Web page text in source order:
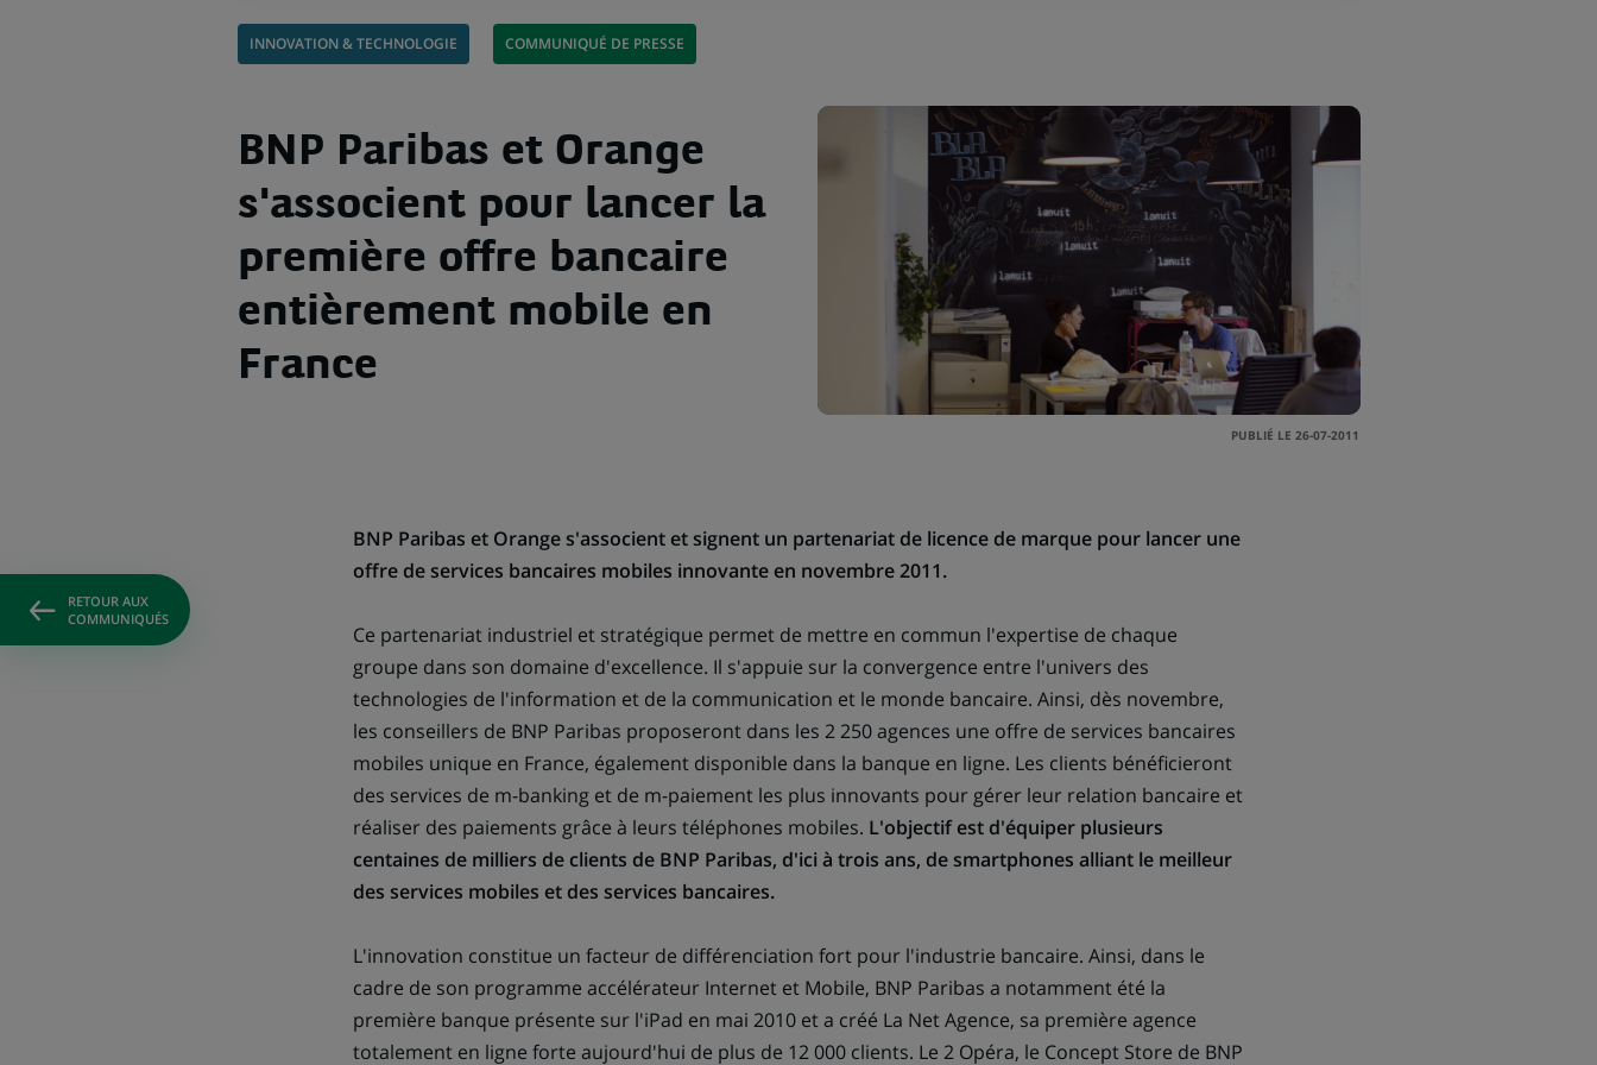
INNOVATION & TECHNOLOGIE COMMUNIQUÉ DE PRESSE
BNP Paribas et Orange
s'associent pour lancer la
première offre bancaire
entièrement mobile en
France
PUBLIÉ LE 26-07-2011
RETOUR AUX
COMMUNIQUÉS
BNP Paribas et Orange s'associent et signent un partenariat de licence de marque pour lancer une
offre de services bancaires mobiles innovante en novembre 2011.
Ce partenariat industriel et stratégique permet de mettre en commun l'expertise de chaque
groupe dans son domaine d'excellence. Il s'appuie sur la convergence entre l'univers des
technologies de l'information et de la communication et le monde bancaire. Ainsi, dès novembre,
les conseillers de BNP Paribas proposeront dans les 2 250 agences une offre de services bancaires
mobiles unique en France, également disponible dans la banque en ligne. Les clients bénéficieront
des services de m-banking et de m-paiement les plus innovants pour gérer leur relation bancaire et
réaliser des paiements grâce à leurs téléphones mobiles. L'objectif est d'équiper plusieurs
centaines de milliers de clients de BNP Paribas, d'ici à trois ans, de smartphones alliant le meilleur
des services mobiles et des services bancaires.
L'innovation constitue un facteur de différenciation fort pour l'industrie bancaire. Ainsi, dans le
cadre de son programme accélérateur Internet et Mobile, BNP Paribas a notamment été la
première banque présente sur l'iPad en mai 2010 et a créé La Net Agence, sa première agence
totalement en ligne forte aujourd'hui de plus de 12 000 clients. Le 2 Opéra, le Concept Store de BNP